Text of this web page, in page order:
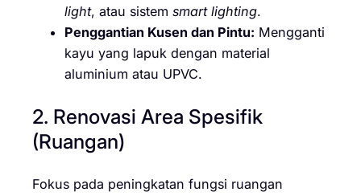
light, atau sistem smart lighting.
Penggantian Kusen dan Pintu: Mengganti
kayu yang lapuk dengan material
aluminium atau UPVC.
2. Renovasi Area Spesifik
(Ruangan)
Fokus pada peningkatan fungsi ruangan